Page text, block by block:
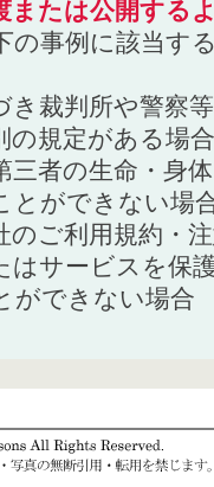
または公開する
の事例に該当す
き裁判所や警察
の規定がある場合
三者の生命・身
とができない場
のご利用規約・
はサービスを保
ができない場合